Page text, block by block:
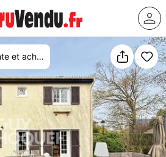
Retour à la liste Vente et achat maison Épône